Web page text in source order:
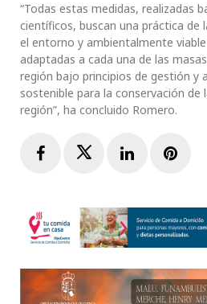
“Todas estas medidas, realizadas
científicos, buscan una práctica de
el entorno y ambientalmente
adaptadas a cada una de las
región bajo principios de gestión y
sostenible para la conservación de
región”, ha concluido Romero.
FacebookTwitterLinkedIn